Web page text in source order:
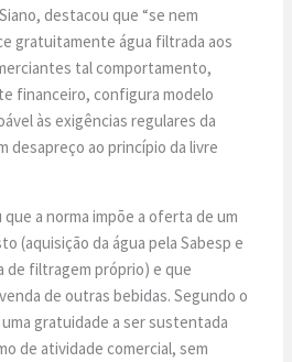
destacou que “se nem
gratuitamente água filtrada aos
tal comportamento,
financeiro, configura modelo
às exigências regulares da
desapreço ao princípio da livre
a norma impõe a oferta de um
(aquisição da água pela Sabesp e
de filtragem próprio) e que
de outras bebidas. Segundo o
gratuidade a ser sustentada
de atividade comercial, sem